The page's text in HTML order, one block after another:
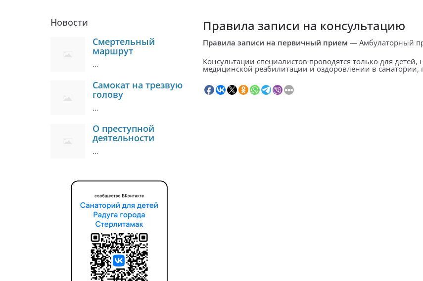
Правила записи на консультацию
Правила записи на первичный прием — Амбулаторный
Консультации специалистов проводятся только для
медицинской реабилитации и оздоровлении в санатории,
Новости
Смертельный
маршрут
…
Самокат на трезвую
голову
…
О преступной
деятельности
…